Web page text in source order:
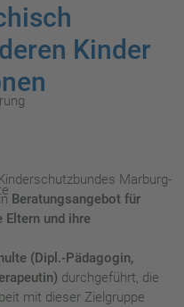
Kinder
Marburg-
Beratungsangebot für
und ihre
(Dipl.-Pädagogin,
durchgeführt, die
mit dieser Zielgruppe